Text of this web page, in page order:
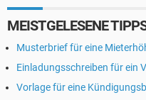
MEISTGELESENE
Musterbrief für eine
Einladungsschreiben für ein
Vorlage für eine